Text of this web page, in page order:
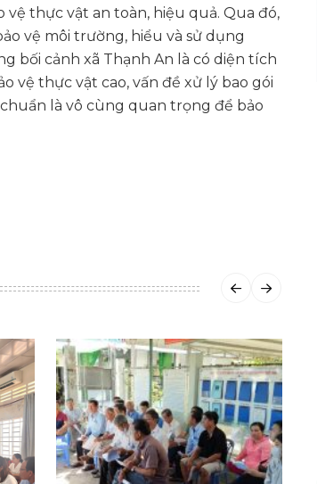
thực vật an toàn, hiệu quả. Qua đó,
vệ môi trường, hiểu và sử dụng
bối cảnh xã Thạnh An là có diện tích
vệ thực vật cao, vấn đề xử lý bao gói
là vô cùng quan trọng để bảo